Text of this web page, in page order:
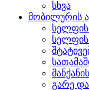
სხვა
მობილურის
სელფის
გარე